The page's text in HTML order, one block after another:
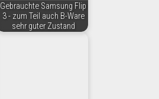
Gebrauchte Samsung Flip
3 - zum Teil auch B-Ware
sehr guter Zustand